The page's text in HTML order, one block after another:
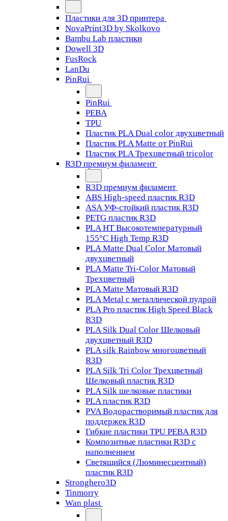
Пластики для 3D принтера
NovaPrint3D by Skolkovo
Bambu Lab пластики
Dowell 3D
FusRock
LanDu
PinRui
PinRui
PEBA
TPU
Пластик PLA Dual color двухцветный
Пластик PLA Matte от PinRui
Пластик PLA Трехцветный tricolor
R3D премиум филамент
R3D премиум филамент
ABS High-speed пластик R3D
ASA УФ-стойкий пластик R3D
PETG пластик R3D
PLA HT Высокотемпературный
155°C High Temp R3D
PLA Matte Dual Color Матовый
двухцветный
PLA Matte Tri-Color Матовый
Трехцветный
PLA Matte Матовый R3D
PLA Metal с металлической пудрой
PLA Pro пластик High Speed Black
R3D
PLA Silk Dual Color Шелковый
двухцветный R3D
PLA silk Rainbow многоцветный
R3D
PLA Silk Tri Color Трехцветный
Шелковый пластик R3D
PLA Silk шелковые пластики
PLA пластик R3D
PVA Водорастворимый пластик для
поддержек R3D
Гибкие пластики TPU PEBA R3D
Композитные пластики R3D с
наполнением
Светящийся (Люминесцентный)
пластик R3D
Stronghero3D
Tinmorry
Wan plast